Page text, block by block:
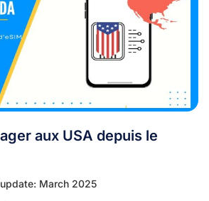
aux USA depuis le
March 2025